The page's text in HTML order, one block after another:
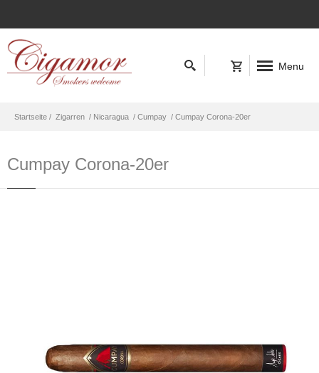
Menu
Startseite / Zigarren / Nicaragua / Cumpay / Cumpay Corona-20er
Cumpay Corona-20er